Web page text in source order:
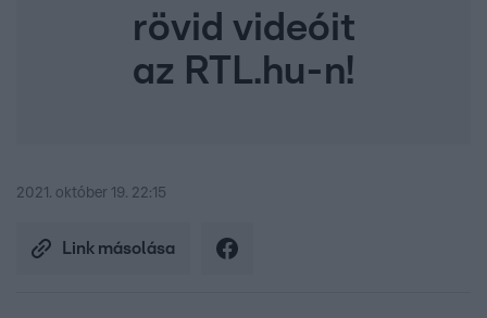
rövid videóit
az RTL.hu-n!
2021. október 19. 22:15
Link másolása